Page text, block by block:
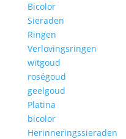
Bicolor
Sieraden
Ringen
Verlovingsringen
witgoud
roségoud
geelgoud
Platina
bicolor
Herinneringssieraden